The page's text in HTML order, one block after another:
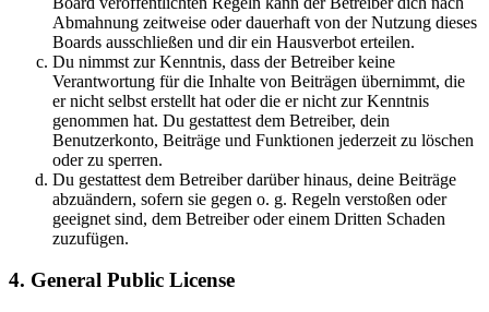
Abmahnung zeitweise oder dauerhaft von der Nutzung dieses
Boards ausschließen und dir ein Hausverbot erteilen.
Du nimmst zur Kenntnis, dass der Betreiber keine
Verantwortung für die Inhalte von Beiträgen übernimmt, die
er nicht selbst erstellt hat oder die er nicht zur Kenntnis
genommen hat. Du gestattest dem Betreiber, dein
Benutzerkonto, Beiträge und Funktionen jederzeit zu löschen
oder zu sperren.
Du gestattest dem Betreiber darüber hinaus, deine Beiträge
abzuändern, sofern sie gegen o. g. Regeln verstoßen oder
geeignet sind, dem Betreiber oder einem Dritten Schaden
zuzufügen.
4. General Public License